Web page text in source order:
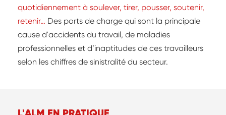
quotidiennement à soulever, tirer, pousser, soutenir,
retenir… Des ports de charge qui sont la principale
cause d'accidents du travail, de maladies
professionnelles et d’inaptitudes de ces travailleurs
selon les chiffres de sinistralité du secteur.